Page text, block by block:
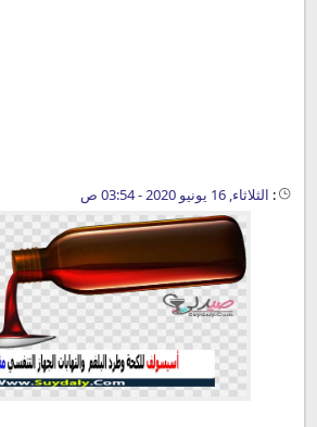
: الثلاثاء, 16 يونيو 2020 - 03:54 ص